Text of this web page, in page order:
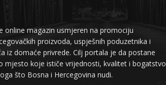
online magazin usmjeren na promociju
proizvoda, uspješnih poduzetnika i
iz domaće privrede. Cilj portala je da postane
mjesto koje ističe vrijednosti, kvalitet i bogatstvo
što Bosna i Hercegovina nudi.